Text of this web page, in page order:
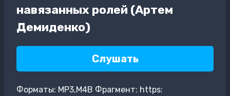
навязанных ролей (Артем
Демиденко)
Слушать
Форматы: MP3,M4B Фрагмент: https: